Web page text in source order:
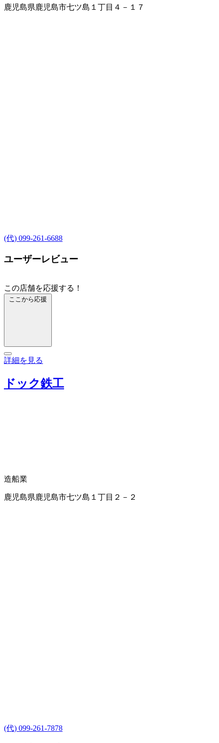
鹿児島県鹿児島市七ツ島１丁目４－１７
(代) 099-261-6688
ユーザーレビュー
この店舗を応援する！
ここから応援
詳細を見る
ドック鉄工
造船業
鹿児島県鹿児島市七ツ島１丁目２－２
(代) 099-261-7878